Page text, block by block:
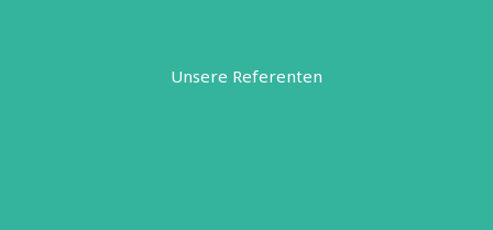
Unsere Referenten